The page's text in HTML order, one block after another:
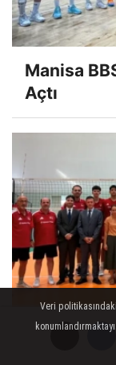
Manisa
Açtı
U17 Erkek
Veri